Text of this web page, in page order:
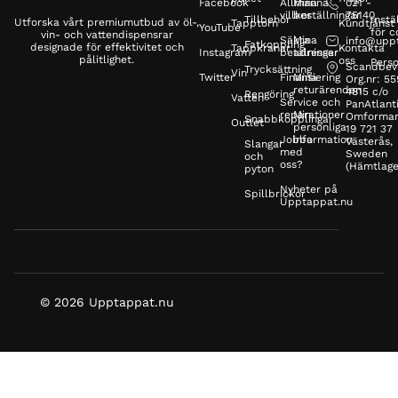
Utforska vårt premiumutbud av öl-,
vin- och vattendispensrar
designade för effektivitet och
pålitlighet.
Facebook
YouTube
Instagram
Twitter
Tapptorn
Tappkranar
Vin
Vatten
Outlet
Tillbehör
Fatkoppling
Trycksättning
Rengöring
Snabbkopplingar
Slangar
och
pyton
Spillbrickor
Allmänna
villkor
Säkra
betalningar
Finansiering
Service och
reparationer
Jobba
med
oss?
Nyheter på
Upptappat.nu
Mina
beställningar
Mina
adresser
Mina
returärenden
Min
personliga
information
021 -
75140
Scandbev
Org.nr:
4815 c/o
19 721 37
Västerås,
Sweden
Kundtjänst
Kontakta
oss
för
© 2026 Upptappat.nu